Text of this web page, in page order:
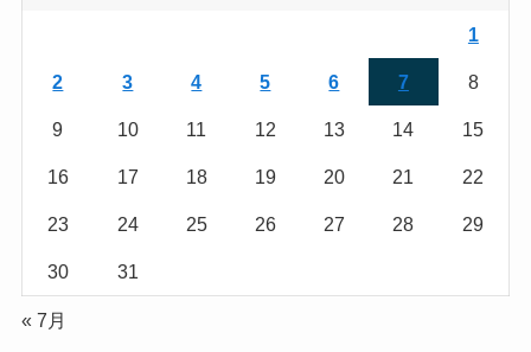
1
2 3 4 5 6 7 8
9 10 11 12 13 14 15
16 17 18 19 20 21 22
23 24 25 26 27 28 29
30 31
« 7月